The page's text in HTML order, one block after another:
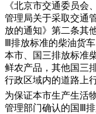
《北京市交通委员会
管理局关于采取交通
放的通知》第二条其
Ⅲ排放标准的柴油货
本市、国三排放标准
鲜农产品，其他国三
行政区域内的道路上
为保证本市生产生活
管理部门确认的国Ⅲ